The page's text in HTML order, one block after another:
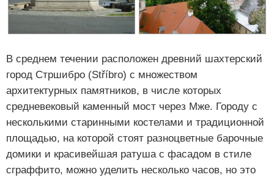
В среднем течении расположен древний шахтерский
город Стршибро (Stříbro) с множеством
архитектурных памятников, в числе которых
средневековый каменный мост через Мже. Городу с
несколькими старинными костелами и традиционной
площадью, на которой стоят разноцветные барочные
домики и красивейшая ратуша с фасадом в стиле
сграффито, можно уделить несколько часов, но это